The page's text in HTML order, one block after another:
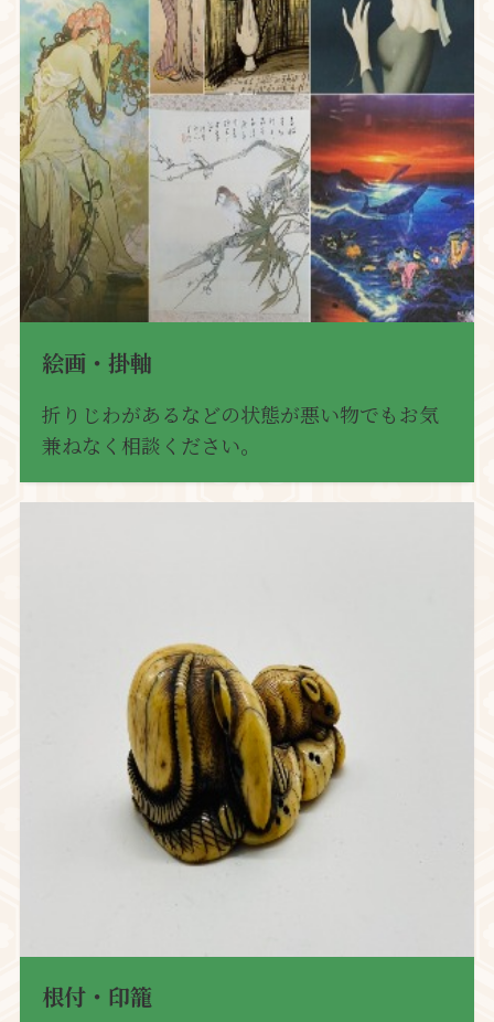
絵画・掛軸
折りじわがあるなどの状態が悪い物でもお気
兼ねなく相談ください。
根付・印籠